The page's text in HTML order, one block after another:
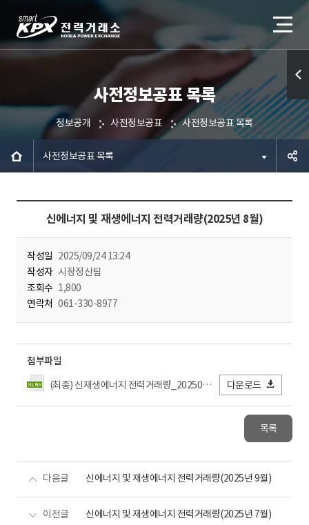
사전정보공표 목록
정보공개 사전정보공표 사전정보공표 목록
사전정보공표 목록
신에너지 및 재생에너지 전력거래량(2025년 8월)
작성일 2025/09/24 13:24
작성자 시장정산팀
조회수 1,800
연락처 061-330-8977
첨부파일
(최종) 신재생에너지 전력거래량_202508.xlsx
다운로드
목록
다음글 신에너지 및 재생에너지 전력거래량(2025년 9월)
이전글 신에너지 및 재생에너지 전력거래량(2025년 7월)
퀵메
뉴 열
기